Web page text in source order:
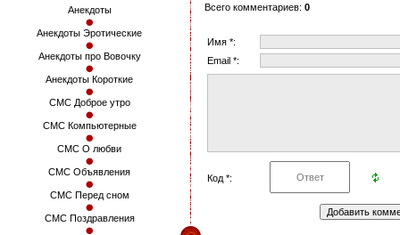
Анекдоты
Анекдоты Эротические
Анекдоты про Вовочку
Анекдоты Короткие
СМС Доброе утро
СМС Компьютерные
СМС О любви
СМС Объявления
СМС Перед сном
СМС Поздравления
Всего комментариев: 0
Имя *:
Email *:
Код *: